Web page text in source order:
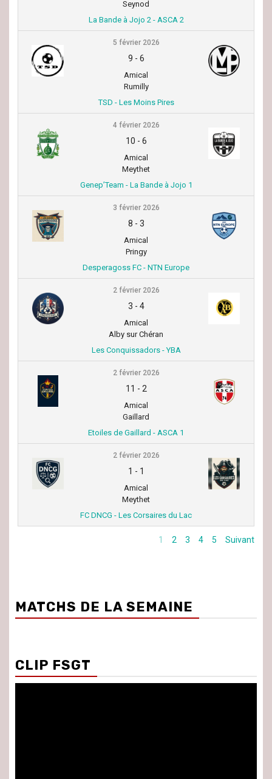
Seynod
La Bande à Jojo 2 - ASCA 2
5 février 2026
9 - 6
Amical
Rumilly
TSD - Les Moins Pires
4 février 2026
10 - 6
Amical
Meythet
Genep’Team - La Bande à Jojo 1
3 février 2026
8 - 3
Amical
Pringy
Desperagoss FC - NTN Europe
2 février 2026
3 - 4
Amical
Alby sur Chéran
Les Conquissadors - YBA
2 février 2026
11 - 2
Amical
Gaillard
Etoiles de Gaillard - ASCA 1
2 février 2026
1 - 1
Amical
Meythet
FC DNCG - Les Corsaires du Lac
1 2 3 4 5 Suivant
MATCHS DE LA SEMAINE
CLIP FSGT